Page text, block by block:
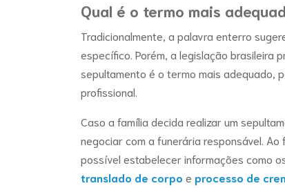
Qual é o termo mais
Tradicionalmente, a palavra enterro
específico. Porém, a legislação brasileira
sepultamento é o termo mais adequado,
profissional.
Caso a família decida realizar um
negociar com a funerária responsável.
possível estabelecer informações como
translado de corpo e processo de